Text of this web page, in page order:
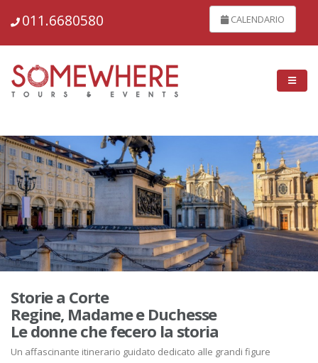
011.6680580 CALENDARIO
Storie a Corte
Regine, Madame e Duchesse
Le donne che fecero la storia
Un affascinante itinerario guidato dedicato alle grandi figure